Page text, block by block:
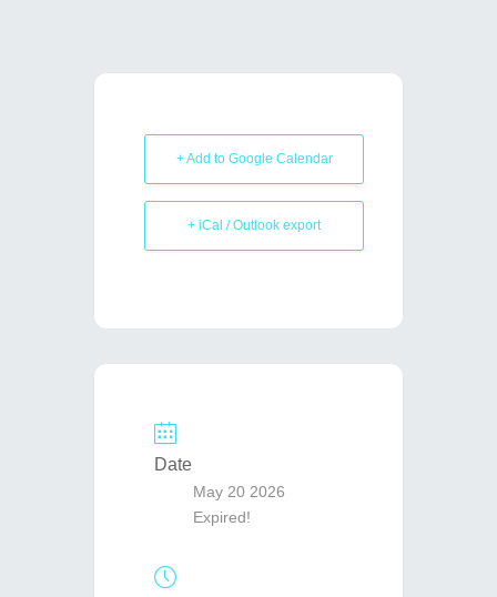
+ Add to Google Calendar
+ iCal / Outlook export
Date
May 20 2026
Expired!